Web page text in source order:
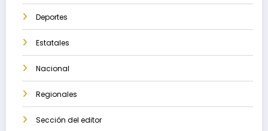
Deportes
Estatales
Nacional
Regionales
Sección del editor